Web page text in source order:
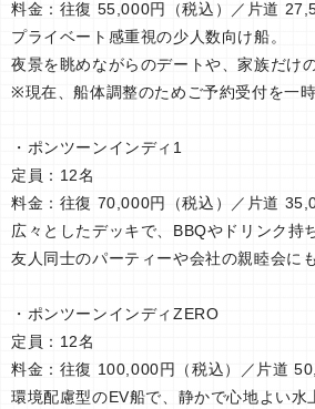
料金：往復 55,000円（税込）／片道
プライベート感重視の少人数向け船。
夜景を眺めながらのデートや、家族だけ
※現在、船体調整のためご予約受付を一
・ポンツーンインディ1
定員：12名
料金：往復 70,000円（税込）／片道
広々としたデッキで、BBQやドリンク持
友人同士のパーティーや会社の親睦会に
・ポンツーンインディZERO
定員：12名
料金：往復 100,000円（税込）／片道
環境配慮型のEV船で、静かで心地よい水